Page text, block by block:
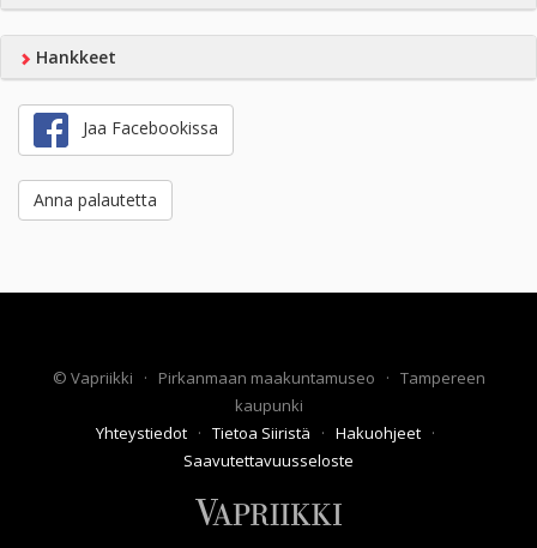
Hankkeet
Jaa Facebookissa
Anna palautetta
© Vapriikki · Pirkanmaan maakuntamuseo · Tampereen
kaupunki
Yhteystiedot · Tietoa Siiristä · Hakuohjeet ·
Saavutettavuusseloste